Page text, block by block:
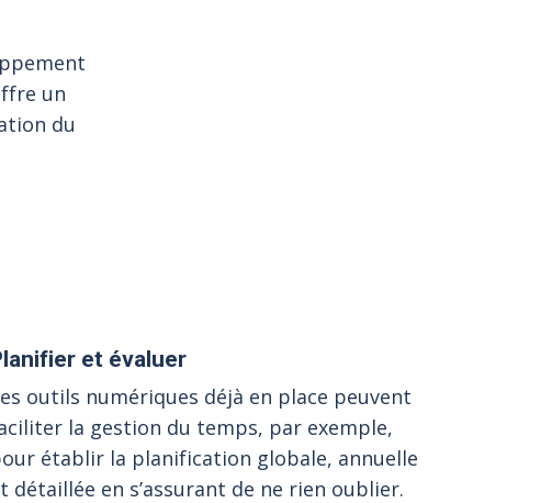
un
du
et évaluer
outils numériques déjà en place peuvent
la gestion du temps, par exemple,
établir la planification globale, annuelle
détaillée en s’assurant de ne rien oublier.